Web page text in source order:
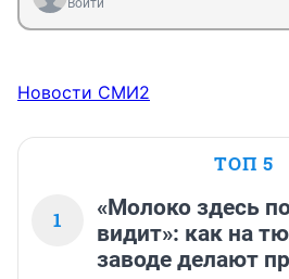
Войти
Новости СМИ2
ТОП 5
1
«Молоко здесь
видит»: как на
заводе делают